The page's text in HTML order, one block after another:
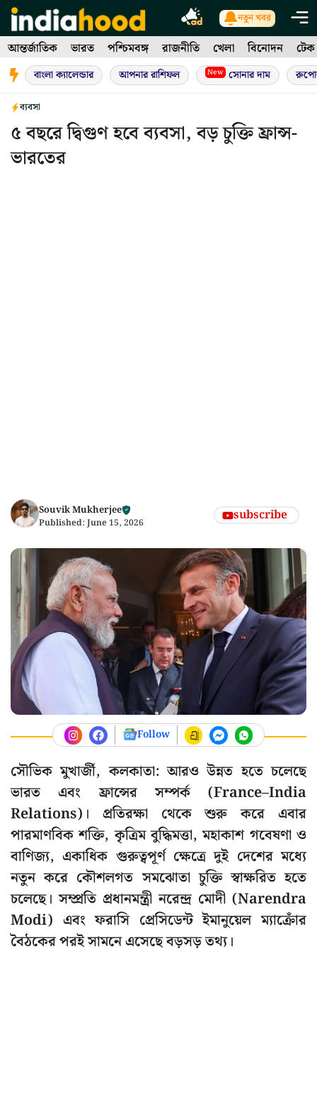
Skip
to
content
নতুন খবর
আন্তর্জাতিক ভারত পশ্চিমবঙ্গ রাজনীতি খেলা বিনোদন টেক
বাংলা ক্যালেন্ডার আপনার রাশিফল New সোনার দাম
ব্যবসা
৫ বছরে দ্বিগুণ হবে ব্যবসা, বড় চুক্তি ফ্রান্স-
ভারতের
Souvik Mukherjee
Published: June 15, 2026 subscribe
Follow
সৌভিক মুখার্জী, কলকাতা: আরও উন্নত হতে চলেছে
ভারত এবং ফ্রান্সের সম্পর্ক (France–India
Relations)। প্রতিরক্ষা থেকে শুরু করে এবার
পারমাণবিক শক্তি, কৃত্রিম বুদ্ধিমত্তা, মহাকাশ গবেষণা ও
বাণিজ্য, একাধিক গুরুত্বপূর্ণ ক্ষেত্রে দুই দেশের মধ্যে
নতুন করে কৌশলগত সমঝোতা চুক্তি স্বাক্ষরিত হতে
চলেছে। সম্প্রতি প্রধানমন্ত্রী নরেন্দ্র মোদী (Narendra
Modi) এবং ফরাসি প্রেসিডেন্ট ইমানুয়েল ম্যাক্রোঁর
বৈঠকের পরই সামনে এসেছে বড়সড় তথ্য।